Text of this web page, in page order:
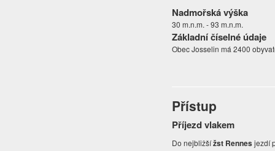
Nadmořská výška
30 m.n.m. - 93 m.n.m.
Základní číselné údaje
Obec Josselin má 2400
Přístup
Příjezd vlakem
Do nejbližšížst Rennes jezdí